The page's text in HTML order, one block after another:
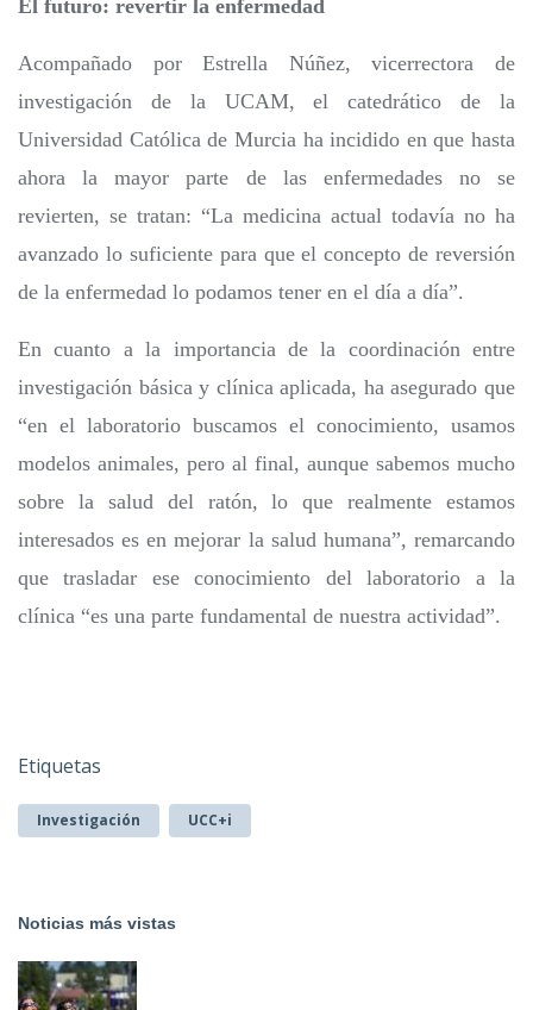
El futuro: revertir la enfermedad
Acompañado por Estrella Núñez, vicerrectora de
investigación de la UCAM, el catedrático de la
Universidad Católica de Murcia ha incidido en que hasta
ahora la mayor parte de las enfermedades no se
revierten, se tratan: “La medicina actual todavía no ha
avanzado lo suficiente para que el concepto de reversión
de la enfermedad lo podamos tener en el día a día”.
En cuanto a la importancia de la coordinación entre
investigación básica y clínica aplicada, ha asegurado que
“en el laboratorio buscamos el conocimiento, usamos
modelos animales, pero al final, aunque sabemos mucho
sobre la salud del ratón, lo que realmente estamos
interesados es en mejorar la salud humana”, remarcando
que trasladar ese conocimiento del laboratorio a la
clínica “es una parte fundamental de nuestra actividad”.
Etiquetas
Investigación UCC+i
Noticias más vistas